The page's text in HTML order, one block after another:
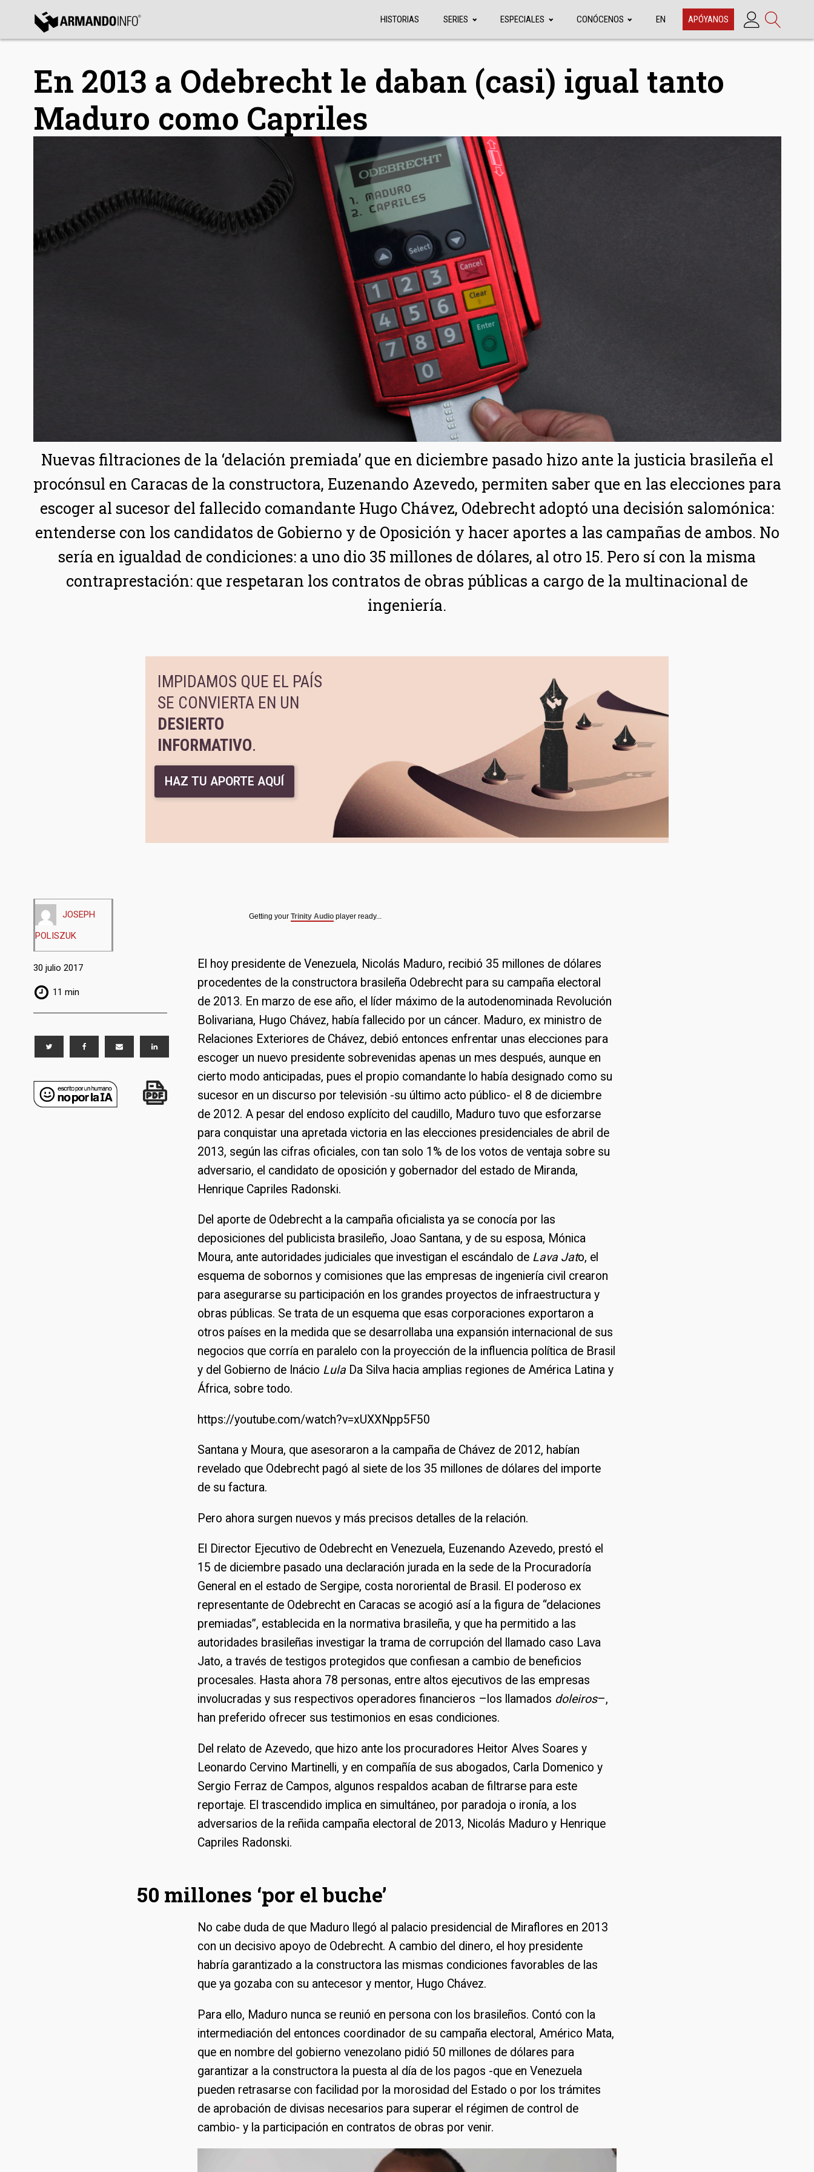
HISTORIAS SERIES ESPECIALES CONÓCENOS EN APÓYANOS
En 2013 a Odebrecht le daban (casi) igual tanto
Maduro como Capriles
Nuevas filtraciones de la ‘delación premiada’ que en diciembre pasado hizo ante la justicia brasileña el
procónsul en Caracas de la constructora, Euzenando Azevedo, permiten saber que en las elecciones para
escoger al sucesor del fallecido comandante Hugo Chávez, Odebrecht adoptó una decisión salomónica:
entenderse con los candidatos de Gobierno y de Oposición y hacer aportes a las campañas de ambos. No
sería en igualdad de condiciones: a uno dio 35 millones de dólares, al otro 15. Pero sí con la misma
contraprestación: que respetaran los contratos de obras públicas a cargo de la multinacional de
ingeniería.
IMPIDAMOS QUE EL PAÍS
SE CONVIERTA EN UN
DESIERTO
INFORMATIVO.
HAZ TU APORTE AQUÍ
JOSEPH
POLISZUK
30 julio 2017
11 min
Getting yourTrinity Audio player ready...
El hoy presidente de Venezuela, Nicolás Maduro, recibió 35 millones de dólares
procedentes de la constructora brasileña Odebrecht para su campaña electoral
de 2013. En marzo de ese año, el líder máximo de la autodenominada Revolución
Bolivariana, Hugo Chávez, había fallecido por un cáncer. Maduro, ex ministro de
Relaciones Exteriores de Chávez, debió entonces enfrentar unas elecciones para
escoger un nuevo presidente sobrevenidas apenas un mes después, aunque en
cierto modo anticipadas, pues el propio comandante lo había designado como su
sucesor en un discurso por televisión -su último acto público- el 8 de diciembre
de 2012. A pesar del endoso explícito del caudillo, Maduro tuvo que esforzarse
para conquistar una apretada victoria en las elecciones presidenciales de abril de
2013, según las cifras oficiales, con tan solo 1% de los votos de ventaja sobre su
adversario, el candidato de oposición y gobernador del estado de Miranda,
Henrique Capriles Radonski.
Del aporte de Odebrecht a la campaña oficialista ya se conocía por las
deposiciones del publicista brasileño, Joao Santana, y de su esposa, Mónica
Moura, ante autoridades judiciales que investigan el escándalo de Lava Jato, el
esquema de sobornos y comisiones que las empresas de ingeniería civil crearon
para asegurarse su participación en los grandes proyectos de infraestructura y
obras públicas. Se trata de un esquema que esas corporaciones exportaron a
otros países en la medida que se desarrollaba una expansión internacional de sus
negocios que corría en paralelo con la proyección de la influencia política de Brasil
y del Gobierno de Inácio Lula Da Silva hacia amplias regiones de América Latina y
África, sobre todo.
https://youtube.com/watch?v=xUXXNpp5F50
Santana y Moura, que asesoraron a la campaña de Chávez de 2012, habían
revelado que Odebrecht pagó al siete de los 35 millones de dólares del importe
de su factura.
Pero ahora surgen nuevos y más precisos detalles de la relación.
El Director Ejecutivo de Odebrecht en Venezuela, Euzenando Azevedo, prestó el
15 de diciembre pasado una declaración jurada en la sede de la Procuradoría
General en el estado de Sergipe, costa nororiental de Brasil. El poderoso ex
representante de Odebrecht en Caracas se acogió así a la figura de “delaciones
premiadas”, establecida en la normativa brasileña, y que ha permitido a las
autoridades brasileñas investigar la trama de corrupción del llamado caso Lava
Jato, a través de testigos protegidos que confiesan a cambio de beneficios
procesales. Hasta ahora 78 personas, entre altos ejecutivos de las empresas
involucradas y sus respectivos operadores financieros –los llamados doleiros–,
han preferido ofrecer sus testimonios en esas condiciones.
Del relato de Azevedo, que hizo ante los procuradores Heitor Alves Soares y
Leonardo Cervino Martinelli, y en compañía de sus abogados, Carla Domenico y
Sergio Ferraz de Campos, algunos respaldos acaban de filtrarse para este
reportaje. El trascendido implica en simultáneo, por paradoja o ironía, a los
adversarios de la reñida campaña electoral de 2013, Nicolás Maduro y Henrique
Capriles Radonski.
50 millones ‘por el buche’
No cabe duda de que Maduro llegó al palacio presidencial de Miraflores en 2013
con un decisivo apoyo de Odebrecht. A cambio del dinero, el hoy presidente
habría garantizado a la constructora las mismas condiciones favorables de las
que ya gozaba con su antecesor y mentor, Hugo Chávez.
Para ello, Maduro nunca se reunió en persona con los brasileños. Contó con la
intermediación del entonces coordinador de su campaña electoral, Américo Mata,
que en nombre del gobierno venezolano pidió 50 millones de dólares para
garantizar a la constructora la puesta al día de los pagos -que en Venezuela
pueden retrasarse con facilidad por la morosidad del Estado o por los trámites
de aprobación de divisas necesarios para superar el régimen de control de
cambio- y la participación en contratos de obras por venir.